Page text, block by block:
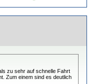
zu sehr auf schnelle Fahrt
Zum einem sind es deutlich